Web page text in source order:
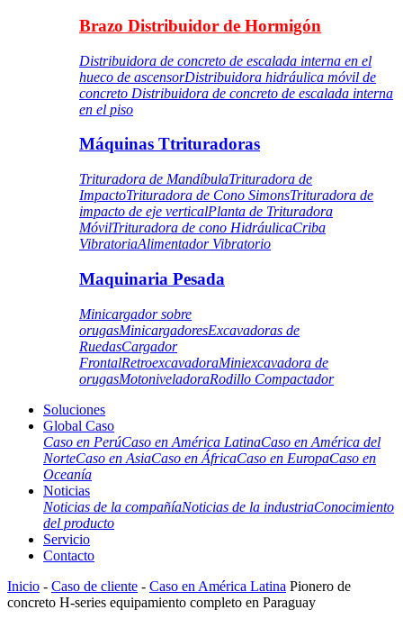
Brazo Distribuidor de Hormigón
Distribuidora de concreto de escalada interna en el
hueco de ascensorDistribuidora hidráulica móvil de
concreto Distribuidora de concreto de escalada interna
en el piso
Máquinas Ttrituradoras
Trituradora de MandíbulaTrituradora de
ImpactoTrituradora de Cono SimonsTrituradora de
impacto de eje verticalPlanta de Trituradora
MóvilTrituradora de cono HidráulicaCriba
VibratoriaAlimentador Vibratorio
Maquinaria Pesada
Minicargador sobre
orugasMinicargadoresExcavadoras de
RuedasCargador
FrontalRetroexcavadoraMiniexcavadora de
orugasMotoniveladoraRodillo Compactador
Soluciones
Global Caso
Caso en PerúCaso en América LatinaCaso en América del
NorteCaso en AsiaCaso en ÁfricaCaso en EuropaCaso en
Oceanía
Noticias
Noticias de la compañíaNoticias de la industriaConocimiento
del producto
Servicio
Contacto
Inicio - Caso de cliente - Caso en América Latina Pionero de
concreto H-series equipamiento completo en Paraguay